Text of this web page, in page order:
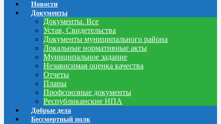
Новости
Документы
Документы. Все
Устав, Свидетельства
Документы муниципального района
Локальные нормативные акты
Муниципальное задание
Независимая оценка качества
Отчеты
Планы
Профсоюзные документы
Республиканские НПА
Добрые дела
Бессмертный полк